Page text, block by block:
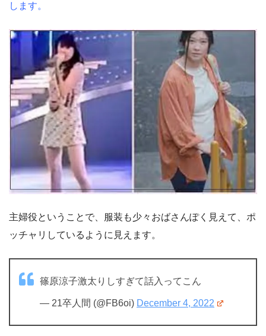
します。
主婦役ということで、服装も少々おばさんぽく見えて、ポ
ッチャリしているように見えます。
篠原涼子激太りしすぎて話入ってこん
— 21卒人間 (@FB6oi) December 4, 2022